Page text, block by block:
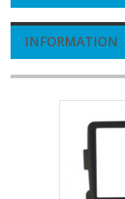
INFORMATION